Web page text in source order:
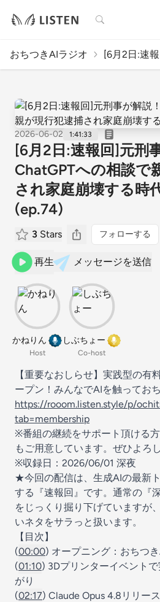
検索
おちつきAIラジオ [6月2日:速
2026-06-02 1:41:33
[6月2日:速報回]元刑
ChatGPTへの相談で
され家庭崩壊する時
(ep.74)
3 Stars フォローする
再生 メッセージを送信
かねりん
Host
しぶちょー
Co-host
【重要なおしらせ】実践型の有
ープン！みんなでAIを触ってお
https://rooom.listen.style/p/
tab=membership
※番組の継続をサポート頂ける
もご用意しています。ぜひよろ
※収録日：2026/06/01 深夜
★今回の配信は、生成AIの最新
する『速報回』です。通常の『
をじっくり掘り下げていますが
いネタをサラっと扱います。
【目次】
(00:00) オープニング：おちつ
(01:10) 3Dプリンターイベント
がり
(02:17) Claude Opus 4.8リリー